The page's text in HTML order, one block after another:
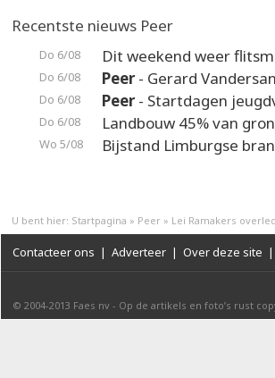
Recentste nieuws Peer
Do 6/08 Dit weekend weer
Do 6/08 Peer- Gerard
Do 6/08 Peer- Startdagen
Do 6/08 Landbouw 45% van
Wo 5/08 Bijstand Limburgse
U bent hier: Startpagina » Peer » Lei Ramakers
Contacteer ons | Adverteer | Over deze site |
© 2004-2013 Faes nv - Op de artikels en foto’s rust